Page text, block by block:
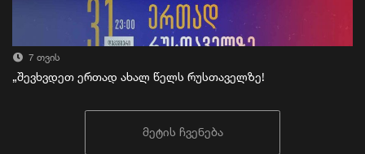
7 თვის
„შევხვდეთ ერთად ახალ წელს რუსთაველზე!
მეტის ჩვენება